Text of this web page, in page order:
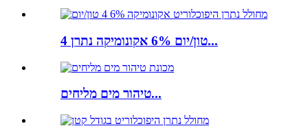
4 טון/יום 6% אקונומיקה נתרן...
טיהור מים מליחים...